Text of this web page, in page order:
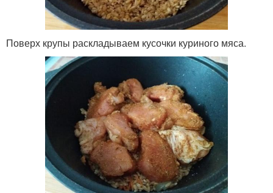
Поверх крупы раскладываем кусочки куриного мяса.